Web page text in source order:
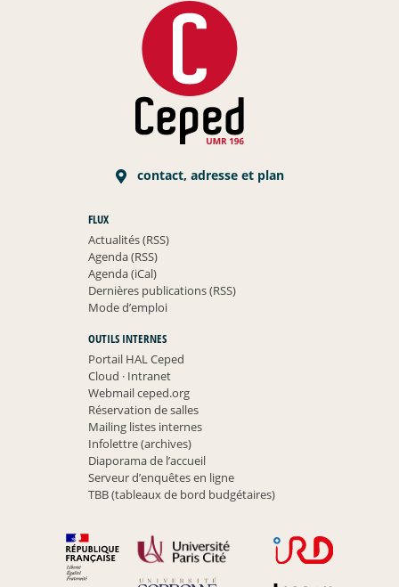
contact, adresse et plan
FLUX
Actualités (RSS)
Agenda (RSS)
Agenda (iCal)
Dernières publications (RSS)
Mode d’emploi
OUTILS INTERNES
Portail HAL Ceped
Cloud ·Intranet
Webmail ceped.org
Réservation de salles
Mailing listes internes
Infolettre (archives)
Diaporama de l’accueil
Serveur d’enquêtes en ligne
TBB (tableaux de bord budgétaires)